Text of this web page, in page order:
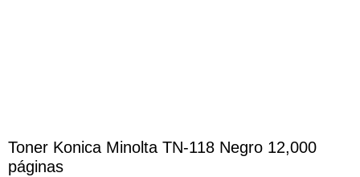
Toner Konica Minolta TN-118 Negro 12,000
páginas